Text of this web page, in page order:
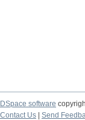
DSpace software
Contact Us
Send